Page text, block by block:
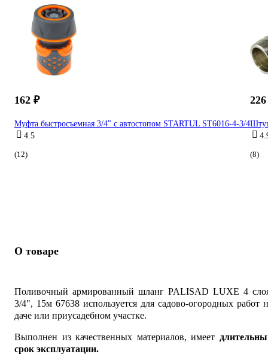
162 ₽
Муфта быстросъемная 3/4" с автостопом STARTUL ST6016-4-3/4
4.5
(12) (8)
О товаре
Поливочный армированный шланг PALISAD LUXE 4
3/4", 15м 67638 используется для садово-огородных работ
даче или приусадебном участке.
Выполнен из качественных материалов, имеет
срок эксплуатации.